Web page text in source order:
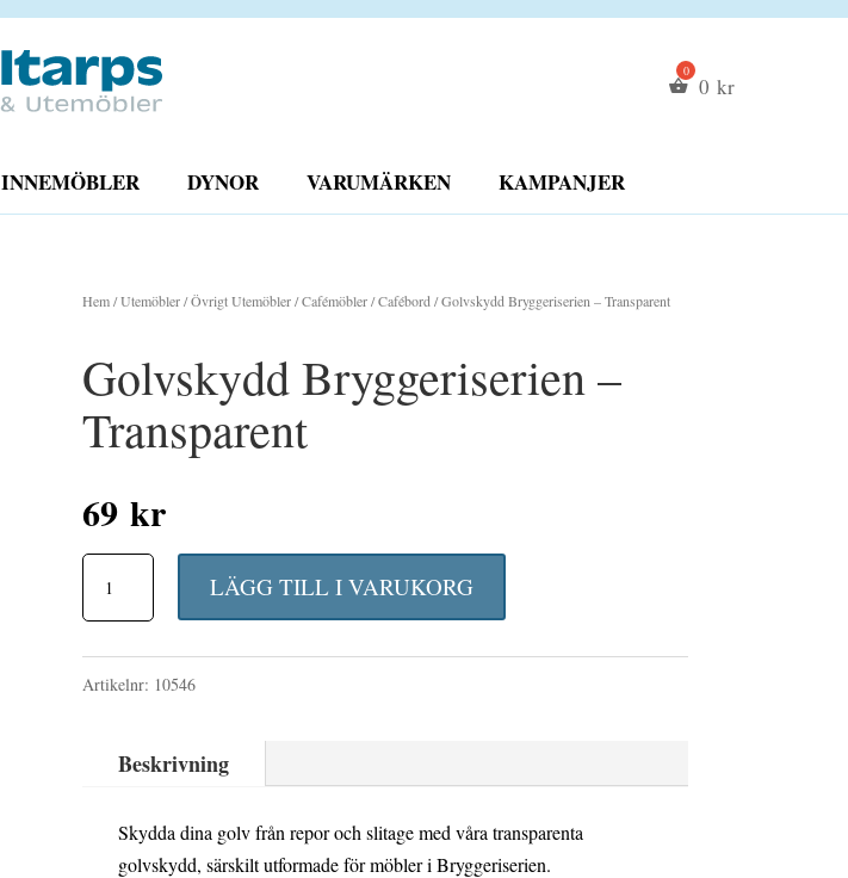
0kr
INNEMÖBLER DYNOR VARUMÄRKEN KAMPANJER
Hem/Utemöbler/Övrigt Utemöbler/Cafémöbler/Cafébord / Golvskydd Bryggeriserien – Transparent
Golvskydd Bryggeriserien –
Transparent
69 kr
Bryggeriserien
-
Transparent
LÄGG TILL I VARUKORG
Artikelnr: 10546
Beskrivning
Skydda dina golv från repor och slitage med våra transparenta
golvskydd, särskilt utformade för möbler i Bryggeriserien.